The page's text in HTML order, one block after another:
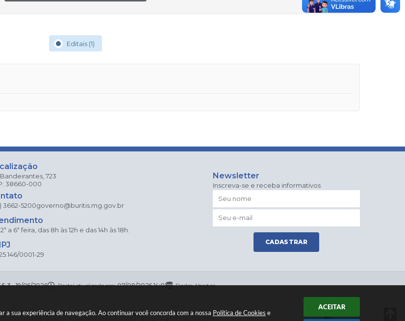
sua experiência de navegação. Ao continuar você concorda com a nossa Política de Cookies e
ACEITAR
Editais (1)
723
38660-000
3662-5200governo@buritis.mg.gov.br
a 6ª feira, das 8h às 12h e das 14h às 18h.
0001-29
Newsletter
Inscreva-se e receba informativos
CADASTRAR
- 19/06/2026 Portal atualizado em:07/08/2026 14:01 Dados Abertos